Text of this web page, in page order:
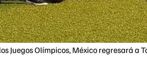
Juegos Olímpicos, México regresará a